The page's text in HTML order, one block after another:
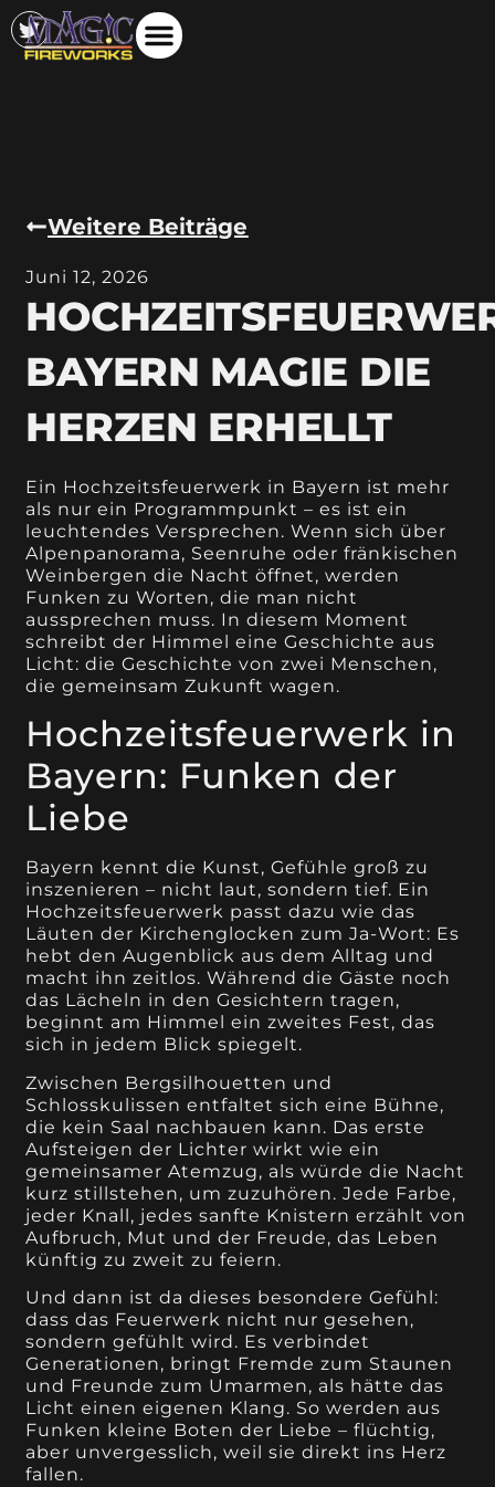
Weitere Beiträge
Juni 12, 2026
BAYERN MAGIE DIE
HERZEN ERHELLT
Ein Hochzeitsfeuerwerk in Bayern ist mehr
als nur ein Programmpunkt – es ist ein
leuchtendes Versprechen. Wenn sich über
Alpenpanorama, Seenruhe oder fränkischen
Weinbergen die Nacht öffnet, werden
Funken zu Worten, die man nicht
aussprechen muss. In diesem Moment
schreibt der Himmel eine Geschichte aus
Licht: die Geschichte von zwei Menschen,
die gemeinsam Zukunft wagen.
Hochzeitsfeuerwerk in
Bayern: Funken der
Liebe
Bayern kennt die Kunst, Gefühle groß zu
inszenieren – nicht laut, sondern tief. Ein
Hochzeitsfeuerwerk passt dazu wie das
Läuten der Kirchenglocken zum Ja-Wort: Es
hebt den Augenblick aus dem Alltag und
macht ihn zeitlos. Während die Gäste noch
das Lächeln in den Gesichtern tragen,
beginnt am Himmel ein zweites Fest, das
sich in jedem Blick spiegelt.
Zwischen Bergsilhouetten und
Schlosskulissen entfaltet sich eine Bühne,
die kein Saal nachbauen kann. Das erste
Aufsteigen der Lichter wirkt wie ein
gemeinsamer Atemzug, als würde die Nacht
kurz stillstehen, um zuzuhören. Jede Farbe,
jeder Knall, jedes sanfte Knistern erzählt von
Aufbruch, Mut und der Freude, das Leben
künftig zu zweit zu feiern.
Und dann ist da dieses besondere Gefühl:
dass das Feuerwerk nicht nur gesehen,
sondern gefühlt wird. Es verbindet
Generationen, bringt Fremde zum Staunen
und Freunde zum Umarmen, als hätte das
Licht einen eigenen Klang. So werden aus
Funken kleine Boten der Liebe – flüchtig,
aber unvergesslich, weil sie direkt ins Herz
fallen.